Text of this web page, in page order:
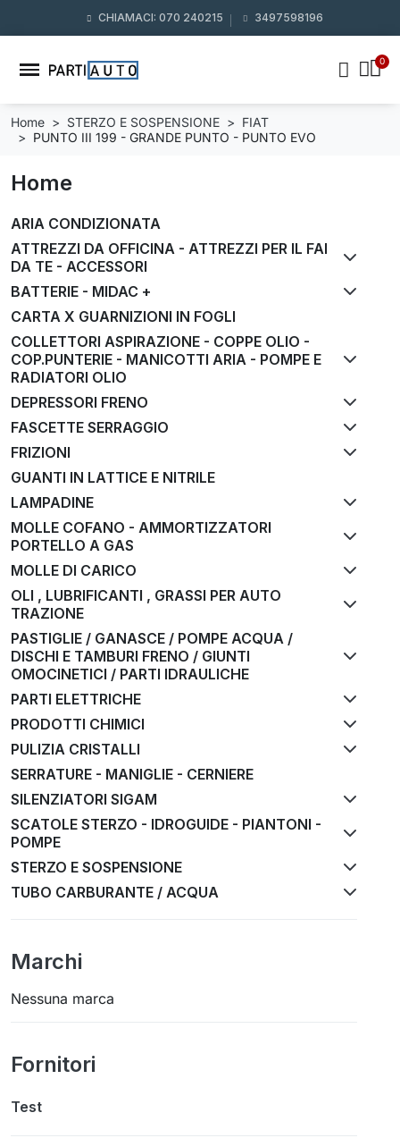
CHIAMACI: 070 240215 3497598196
Home STERZO E SOSPENSIONE
FIAT
PUNTO III 199 - GRANDE PUNTO - PUNTO EVO
Home
ARIA CONDIZIONATA
ATTREZZI DA OFFICINA - ATTREZZI PER IL FAI
DA TE - ACCESSORI
BATTERIE - MIDAC +
CARTA X GUARNIZIONI IN FOGLI
COLLETTORI ASPIRAZIONE - COPPE OLIO -
COP.PUNTERIE - MANICOTTI ARIA - POMPE E
RADIATORI OLIO
DEPRESSORI FRENO
FASCETTE SERRAGGIO
FRIZIONI
GUANTI IN LATTICE E NITRILE
LAMPADINE
MOLLE COFANO - AMMORTIZZATORI
PORTELLO A GAS
MOLLE DI CARICO
OLI , LUBRIFICANTI , GRASSI PER AUTO
TRAZIONE
PASTIGLIE / GANASCE / POMPE ACQUA /
DISCHI E TAMBURI FRENO / GIUNTI
OMOCINETICI / PARTI IDRAULICHE
PARTI ELETTRICHE
PRODOTTI CHIMICI
PULIZIA CRISTALLI
SERRATURE - MANIGLIE - CERNIERE
SILENZIATORI SIGAM
SCATOLE STERZO - IDROGUIDE - PIANTONI -
POMPE
STERZO E SOSPENSIONE
TUBO CARBURANTE / ACQUA
Marchi
Nessuna marca
Fornitori
Test